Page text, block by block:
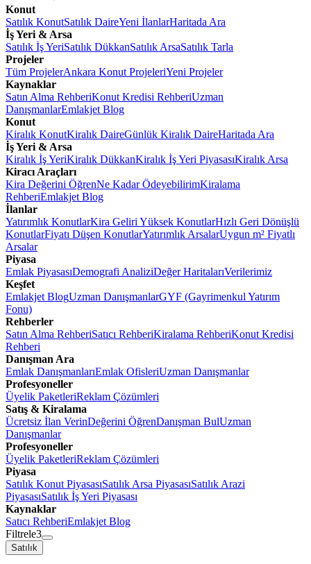
Konut
Satılık KonutSatılık DaireYeni İlanlarHaritada Ara
İş Yeri & Arsa
Satılık İş YeriSatılık DükkanSatılık ArsaSatılık Tarla
Projeler
Tüm ProjelerAnkara Konut ProjeleriYeni Projeler
Kaynaklar
Satın Alma RehberiKonut Kredisi RehberiUzman
DanışmanlarEmlakjet Blog
Konut
Kiralık KonutKiralık DaireGünlük Kiralık DaireHaritada Ara
İş Yeri & Arsa
Kiralık İş YeriKiralık DükkanKiralık İş Yeri PiyasasıKiralık Arsa
Kiracı Araçları
Kira Değerini ÖğrenNe Kadar ÖdeyebilirimKiralama
RehberiEmlakjet Blog
İlanlar
Yatırımlık KonutlarKira Geliri Yüksek KonutlarHızlı Geri Dönüşlü
KonutlarFiyatı Düşen KonutlarYatırımlık ArsalarUygun m² Fiyatlı
Arsalar
Piyasa
Emlak PiyasasıDemografi AnaliziDeğer HaritalarıVerilerimiz
Keşfet
Emlakjet BlogUzman DanışmanlarGYF (Gayrimenkul Yatırım
Fonu)
Rehberler
Satın Alma RehberiSatıcı RehberiKiralama RehberiKonut Kredisi
Rehberi
Danışman Ara
Emlak DanışmanlarıEmlak OfisleriUzman Danışmanlar
Profesyoneller
Üyelik PaketleriReklam Çözümleri
Satış & Kiralama
Ücretsiz İlan VerinDeğerini ÖğrenDanışman BulUzman
Danışmanlar
Profesyoneller
Üyelik PaketleriReklam Çözümleri
Piyasa
Satılık Konut PiyasasıSatılık Arsa PiyasasıSatılık Arazi
PiyasasıSatılık İş Yeri Piyasası
Kaynaklar
Satıcı RehberiEmlakjet Blog
Filtrele3
Satılık